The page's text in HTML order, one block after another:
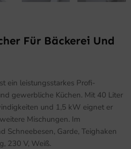
Für Bäckerei Und
ein leistungsstarkes Profi-
gewerbliche Küchen. Mit 40 Liter
und 1,5 kW eignet er
Mischungen. Im
Schneebesen, Garde, Teighaken
230 V, Weiß.